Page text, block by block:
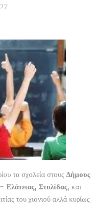
τα σχολεία στους Δήμους
Στυλίδας, και
του χιονιού αλλά κυρίως